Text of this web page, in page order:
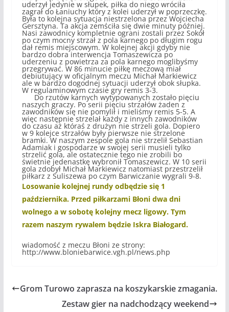
uderzył jedynie w słupek, piłka do niego wróciła
zagrał do Łaniuchy który z kolei uderzył w poprzeczkę.
Była to kolejna sytuacja niestrzelona przez Wojciecha
Gersztyna. Ta akcja zemściła się dwie minuty później.
Nasi zawodnicy kompletnie ograni zostali przez Sokół
po czym mocny strzał z pola karnego po długim rogu
dał remis miejscowym. W kolejnej akcji gdyby nie
bardzo dobra interwencja Tomaszewicza po
uderzeniu z powietrza za pola karnego moglibyśmy
przegrywać. W 86 minucie piłkę meczową miał
debiutujący w oficjalnym meczu Michał Markiewicz
ale w bardzo dogodnej sytuacji uderzył obok słupka.
W regulaminowym czasie gry remis 3-3.
Do rzutów karnych wytypowanych zostało pięciu
naszych graczy. Po serii pięciu strzałów żaden z
zawodników się nie pomylił i mieliśmy remis 5-5. A
więc następnie strzelał każdy z innych zawodników
do czasu aż któraś z drużyn nie strzeli gola. Dopiero
w 9 kolejce strzałów były pierwsze nie strzelone
bramki. W naszym zespole gola nie strzelił Sebastian
Adamiak i gospodarze w swojej serii musieli tylko
strzelić gola, ale ostatecznie tego nie zrobili bo
świetnie jedenastkę wybronił Tomaszewicz. W 10 serii
gola zdobył Michał Markiewicz natomiast przestrzelił
piłkarz z Suliszewa po czym Barwiczanie wygrali 9-8.
Losowanie kolejnej rundy odbędzie się 1
października. Przed piłkarzami Błoni dwa dni
wolnego a w sobotę kolejny mecz ligowy. Tym
razem naszym rywalem będzie Iskra Białogard.
wiadomość z meczu Błoni ze strony:
http://www.bloniebarwice.vgh.pl/news.php
Grom Turowo zaprasza na koszykarskie zmagania.
Zestaw gier na nadchodzący weekend